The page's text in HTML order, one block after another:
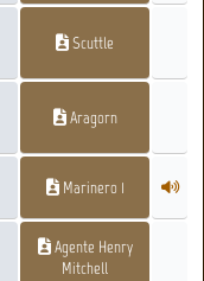
Scuttle
Aragorn
Marinero 1
Agente Henry
Mitchell